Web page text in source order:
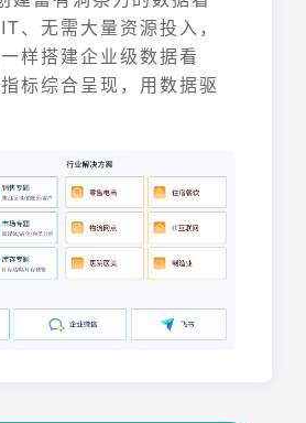
、无需大量资源投入，
样搭建企业级数据看
标综合呈现，用数据驱